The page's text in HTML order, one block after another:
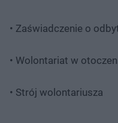
• Zaświadczenie o
• Wolontariat w
• Strój wolontariusza